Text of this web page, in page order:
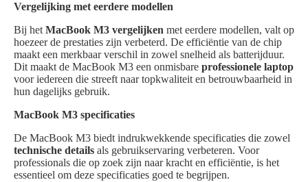
Vergelijking met eerdere modellen
Bij het MacBook M3 vergelijken met eerdere modellen, valt op
hoezeer de prestaties zijn verbeterd. De efficiëntie van de chip
maakt een merkbaar verschil in zowel snelheid als batterijduur.
Dit maakt de MacBook M3 een onmisbare professionele laptop
voor iedereen die streeft naar topkwaliteit en betrouwbaarheid in
hun dagelijks gebruik.
MacBook M3 specificaties
De MacBook M3 biedt indrukwekkende specificaties die zowel
technische details als gebruikservaring verbeteren. Voor
professionals die op zoek zijn naar kracht en efficiëntie, is het
essentieel om deze specificaties goed te begrijpen.